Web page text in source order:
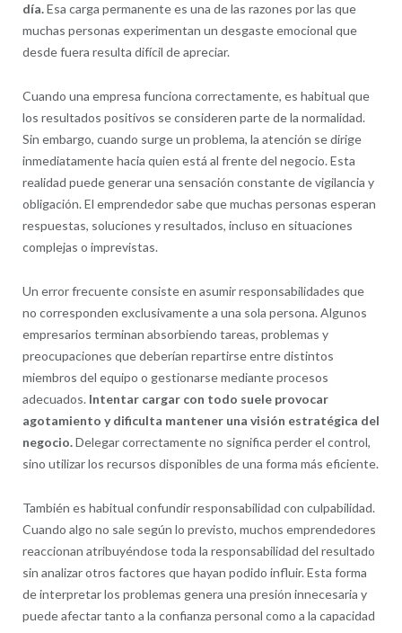
día.Esa carga permanente es una de las razones por las que
muchas personas experimentan un desgaste emocional que
desde fuera resulta difícil de apreciar.
Cuando una empresa funciona correctamente, es habitual que
los resultados positivos se consideren parte de la normalidad.
Sin embargo, cuando surge un problema, la atención se dirige
inmediatamente hacia quien está al frente del negocio. Esta
realidad puede generar una sensación constante de vigilancia y
obligación. El emprendedor sabe que muchas personas esperan
respuestas, soluciones y resultados, incluso en situaciones
complejas o imprevistas.
Un error frecuente consiste en asumir responsabilidades que
no corresponden exclusivamente a una sola persona. Algunos
empresarios terminan absorbiendo tareas, problemas y
preocupaciones que deberían repartirse entre distintos
miembros del equipo o gestionarse mediante procesos
adecuados. Intentar cargar con todo suele provocar
agotamiento y dificulta mantener una visión estratégica del
negocio.Delegar correctamente no significa perder el control,
sino utilizar los recursos disponibles de una forma más eficiente.
También es habitual confundir responsabilidad con culpabilidad.
Cuando algo no sale según lo previsto, muchos emprendedores
reaccionan atribuyéndose toda la responsabilidad del resultado
sin analizar otros factores que hayan podido influir. Esta forma
de interpretar los problemas genera una presión innecesaria y
puede afectar tanto a la confianza personal como a la capacidad